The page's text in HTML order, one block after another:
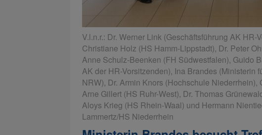
V.l.n.r.: Dr. Werner Link (Geschäftsführung AK HR-
Christiane Holz (HS Hamm-Lippstadt), Dr. Peter
Anne Schulz-Beenken (FH Südwestfalen), Guido
AK der HR-Vorsitzenden), Ina Brandes (Ministerin
NRW), Dr. Armin Knors (Hochschule
Arne Gillert (HS Ruhr-West), Dr. Thomas
Aloys Krieg (HS Rhein-Waal) und Hermann
Lammertz/HS Niederrhein